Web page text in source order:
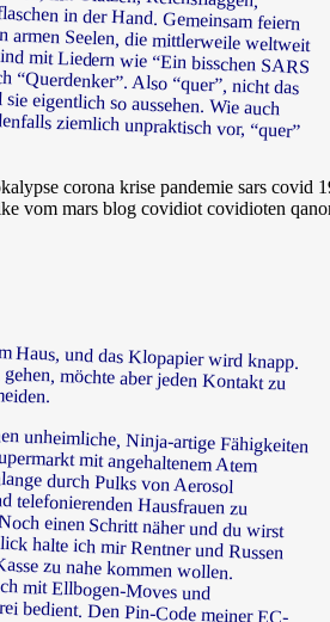
Haus, und das Klopapier wird knapp.
möchte aber jeden Kontakt zu
unheimliche, Ninja-artige Fähigkeiten
mit angehaltenem Atem
durch Pulks von Aerosol
telefonierenden Hausfrauen zu
einen Schritt näher und du wirst
halte ich mir Rentner und Russen
Kasse zu nahe kommen wollen.
noch mit Ellbogen-Moves und
bedient. Den Pin-Code meiner EC-
gekonnt mit meinem grossen Zeh ein,